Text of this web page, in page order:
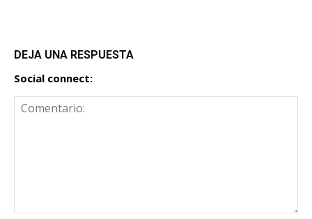
DEJA UNA RESPUESTA
Social connect: